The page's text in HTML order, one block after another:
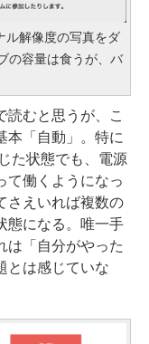
ル解像度の写真をダ
の容量は食うが、バ
むと思うが、こ
本「自動」。特に
た状態でも、電源
て働くようになっ
さえいれば複数の
態になる。唯一手
は「自分がやった
とは感じていな